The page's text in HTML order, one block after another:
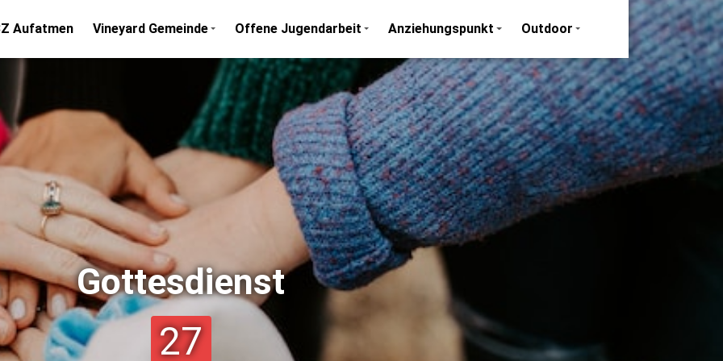
Aufatmen Vineyard Gemeinde Offene Jugendarbeit Anziehungspunkt Outdoor
Gottesdienst
27